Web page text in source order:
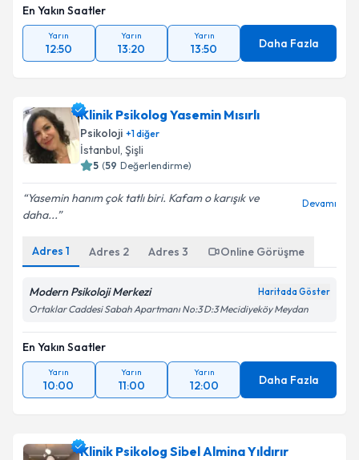
En Yakın Saatler
Yarın
12:50
Yarın
13:20
Yarın
13:50 Daha Fazla
Klinik Psikolog Yasemin Mısırlı
Psikoloji +1diğer
İstanbul, Şişli
5 (59 Değerlendirme)
Yasemin hanım çok tatlı biri. Kafam o karışık ve
daha...
Devamı
Adres 1 Adres 2 Adres 3 Online Görüşme
Modern Psikoloji Merkezi Haritada Göster
Ortaklar Caddesi Sabah Apartmanı No:3 D:3 Mecidiyeköy Meydan
En Yakın Saatler
Yarın
10:00
Yarın
11:00
Yarın
12:00 Daha Fazla
Klinik Psikolog Sibel Almina Yıldırır